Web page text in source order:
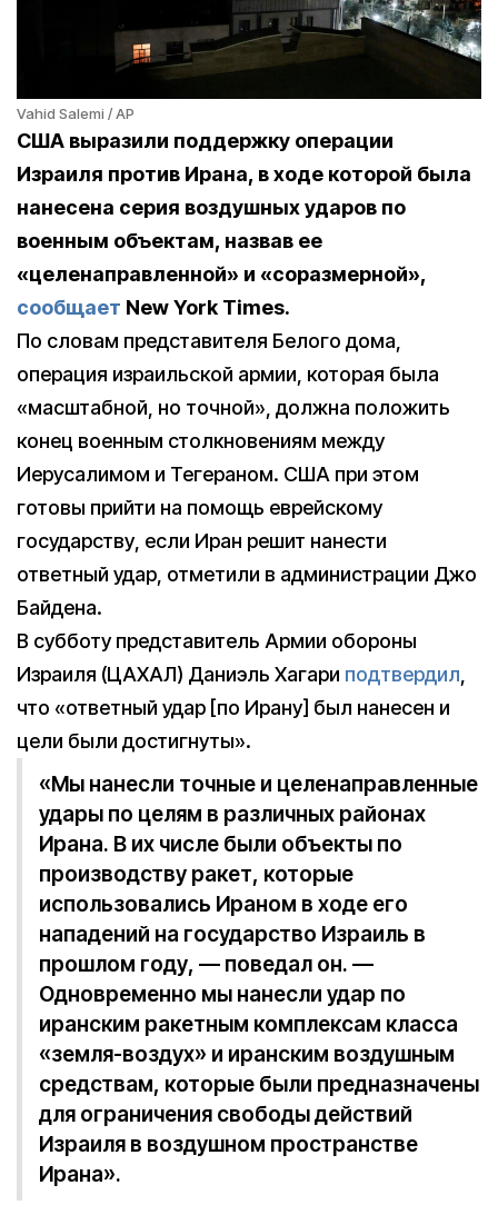
Vahid Salemi / AP
США выразили поддержку операции
Израиля против Ирана, в ходе которой была
нанесена серия воздушных ударов по
военным объектам, назвав ее
«целенаправленной» и «соразмерной»,
сообщает New York Times.
По словам представителя Белого дома,
операция израильской армии, которая была
«масштабной, но точной», должна положить
конец военным столкновениям между
Иерусалимом и Тегераном. США при этом
готовы прийти на помощь еврейскому
государству, если Иран решит нанести
ответный удар, отметили в администрации Джо
Байдена.
В субботу представитель Армии обороны
Израиля (ЦАХАЛ) Даниэль Хагари подтвердил,
что «ответный удар [по Ирану] был нанесен и
цели были достигнуты».
«Мы нанесли точные и целенаправленные
удары по целям в различных районах
Ирана. В их числе были объекты по
производству ракет, которые
использовались Ираном в ходе его
нападений на государство Израиль в
прошлом году, — поведал он. —
Одновременно мы нанесли удар по
иранским ракетным комплексам класса
«земля-воздух» и иранским воздушным
средствам, которые были предназначены
для ограничения свободы действий
Израиля в воздушном пространстве
Ирана».